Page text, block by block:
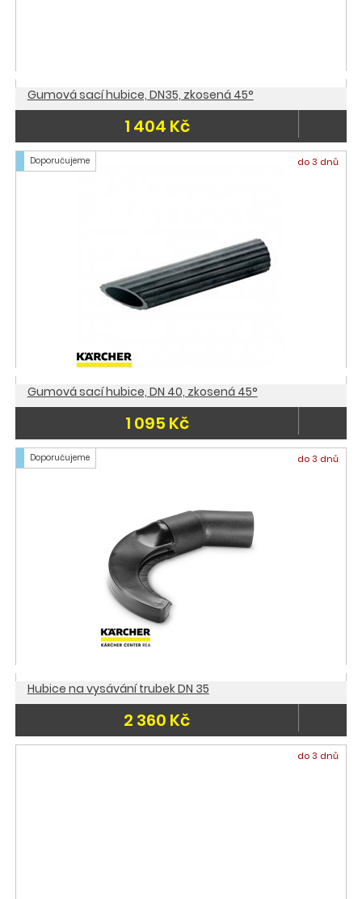
Gumová sací hubice, DN35, zkosená 45°
1 404 Kč
Doporučujeme do 3 dnů
Gumová sací hubice, DN 40, zkosená 45°
1 095 Kč
Doporučujeme do 3 dnů
Hubice na vysávání trubek DN 35
2 360 Kč
do 3 dnů